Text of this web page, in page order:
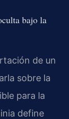
bajo la
de un
sobre la
para la
define